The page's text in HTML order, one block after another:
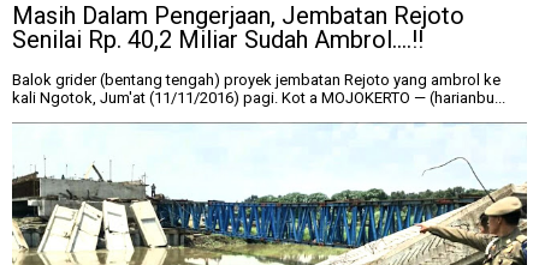
Masih Dalam Pengerjaan, Jembatan Rejoto
Senilai Rp. 40,2 Miliar Sudah Ambrol....!!
Balok grider (bentang tengah) proyek jembatan Rejoto yang ambrol ke
kali Ngotok, Jum'at (11/11/2016) pagi. Kot a MOJOKERTO — (harianbu...